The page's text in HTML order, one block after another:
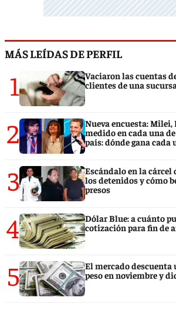
MÁS LEÍDAS DE PERFIL
1
Vaciaron las cuentas
clientes de una
2
Nueva encuesta:
medido en cada una
país: dónde gana cada
3
Escándalo en la cárcel
los detenidos y cómo
presos
4
Dólar Blue: a cuánto
cotización para fin de
5
El mercado descuenta
peso en noviembre y